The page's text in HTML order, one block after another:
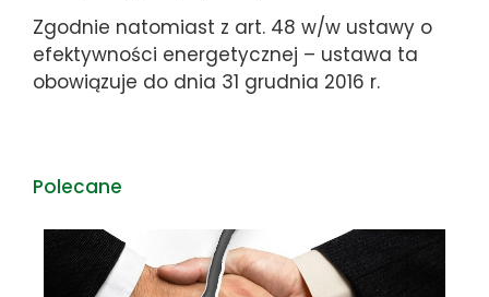
Zgodnie natomiast z art. 48 w/w ustawy o
efektywności energetycznej – ustawa ta
obowiązuje do dnia 31 grudnia 2016 r.
Polecane